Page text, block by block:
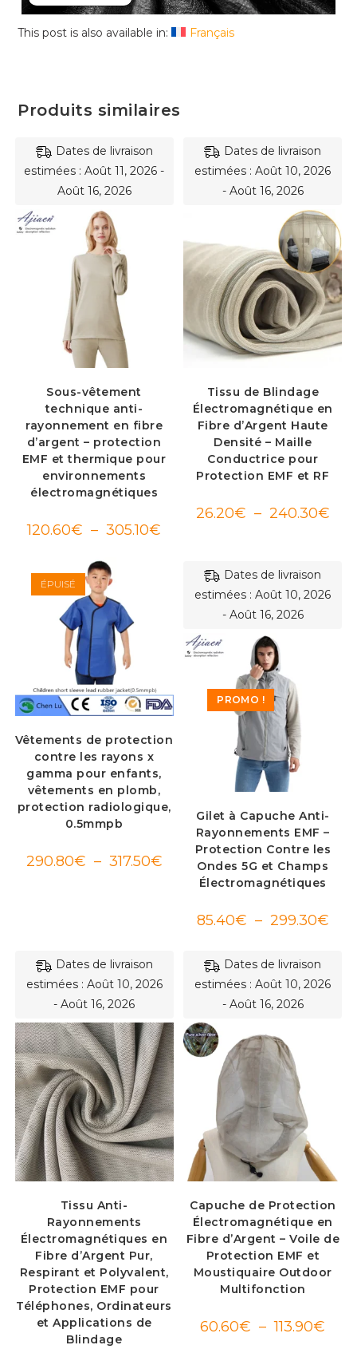
This post is also available in: Français
Produits similaires
Dates de livraison
estimées : Août 11, 2026 -
Août 16, 2026
Sous-vêtement
technique anti-
rayonnement en fibre
d’argent – protection
EMF et thermique pour
environnements
électromagnétiques
120.60€ – 305.10€
Dates de livraison
estimées : Août 10, 2026
- Août 16, 2026
Tissu de Blindage
Électromagnétique en
Fibre d’Argent Haute
Densité – Maille
Conductrice pour
Protection EMF et RF
26.20€ – 240.30€de
ÉPUISÉ
Vêtements de protection
contre les rayons x
gamma pour enfants,
vêtements en plomb,
protection radiologique,
0.5mmpb
290.80€ – 317.50€Plage
de
317.50€
Dates de livraison
estimées : Août 10, 2026
- Août 16, 2026
PROMO !
Gilet à Capuche Anti-
Rayonnements EMF –
Protection Contre les
Ondes 5G et Champs
Électromagnétiques
85.40€ – 299.30€de
Dates de livraison
estimées : Août 10, 2026
- Août 16, 2026
Tissu Anti-
Rayonnements
Électromagnétiques en
Fibre d’Argent Pur,
Respirant et Polyvalent,
Protection EMF pour
Téléphones, Ordinateurs
et Applications de
Blindage
Dates de livraison
estimées : Août 10, 2026
- Août 16, 2026
Capuche de Protection
Électromagnétique en
Fibre d’Argent – Voile de
Protection EMF et
Moustiquaire Outdoor
Multifonction
60.60€ – 113.90€